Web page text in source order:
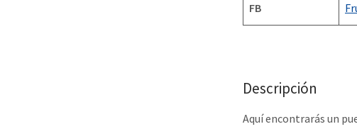
FB
Descripción
Aquí encontrarás un